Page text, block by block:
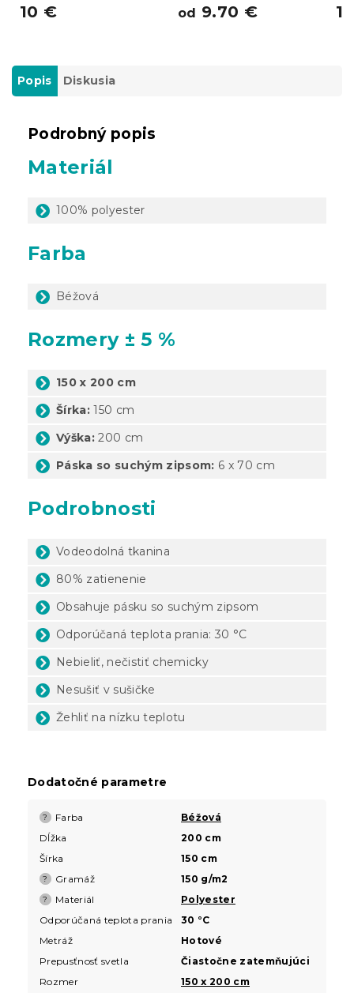
10 € od 9.70 €
Popis Diskusia
Podrobný popis
Materiál
100% polyester
Farba
Béžová
Rozmery ± 5 %
150 x 200 cm
Šírka: 150 cm
Výška: 200 cm
Páska so suchým zipsom: 6 x 70 cm
Podrobnosti
Vodeodolná tkanina
80% zatienenie
Obsahuje pásku so suchým zipsom
Odporúčaná teplota prania: 30 °C
Nebieliť, nečistiť chemicky
Nesušiť v sušičke
Žehliť na nízku teplotu
Dodatočné parametre
? Farba
Béžová
Dĺžka
200 cm
Šírka
150 cm
? Gramáž 150 g/m2
? Materiál
Polyester
Odporúčaná teplota prania
30 °C
Metráž
Hotové
Prepusťnosť svetla
Čiastočne zatemňujúci
Rozmer
150 x 200 cm